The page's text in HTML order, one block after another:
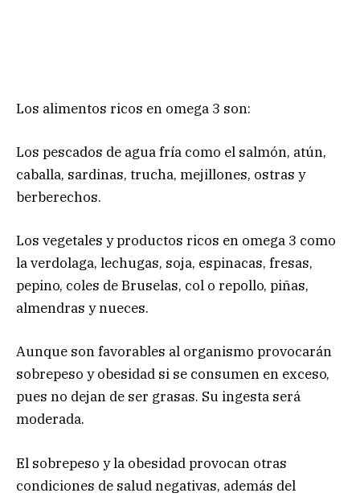
Los alimentos ricos en omega 3 son:
Los pescados de agua fría como el salmón, atún,
caballa, sardinas, trucha, mejillones, ostras y
berberechos.
Los vegetales y productos ricos en omega 3 como
la verdolaga, lechugas, soja, espinacas, fresas,
pepino, coles de Bruselas, col o repollo, piñas,
almendras y nueces.
Aunque son favorables al organismo provocarán
sobrepeso y obesidad si se consumen en exceso,
pues no dejan de ser grasas. Su ingesta será
moderada.
El sobrepeso y la obesidad provocan otras
condiciones de salud negativas, además del